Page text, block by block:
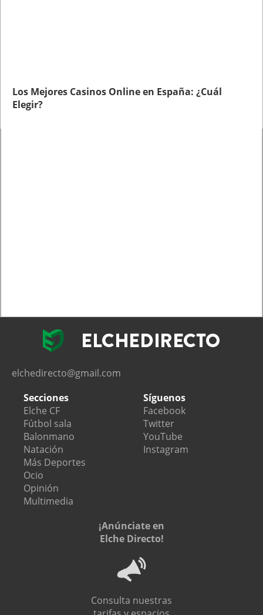
Los Mejores Casinos Online en España: ¿Cuál
Elegir?
elchedirecto@gmail.com
Secciones
Elche CF
Fútbol sala
Balonmano
Natación
Más Deportes
Ocio
Opinión
Multimedia
Síguenos
Facebook
Twitter
YouTube
Instagram
¡Anúnciate en
Elche Directo!
Consulta nuestras